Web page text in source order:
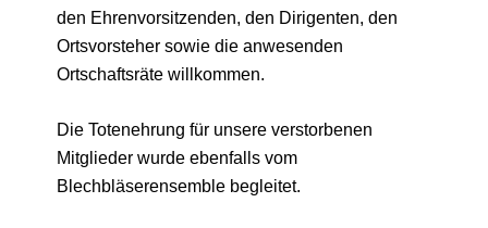
den Ehrenvorsitzenden, den Dirigenten, den
Ortsvorsteher sowie die anwesenden
Ortschaftsräte willkommen.
Die Totenehrung für unsere verstorbenen
Mitglieder wurde ebenfalls vom
Blechbläserensemble begleitet.